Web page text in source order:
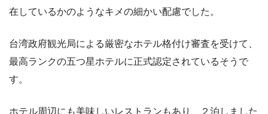
在しているかのようなキメの細かい配慮でした。
台湾政府観光局による厳密なホテル格付け審査を受けて、
最高ランクの五つ星ホテルに正式認定されているそうで
す。
ホテル周辺にも美味しいレストランもあり、２泊しました